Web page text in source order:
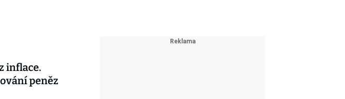
inflace.
peněz